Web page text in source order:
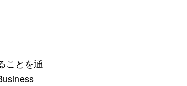
ことを通